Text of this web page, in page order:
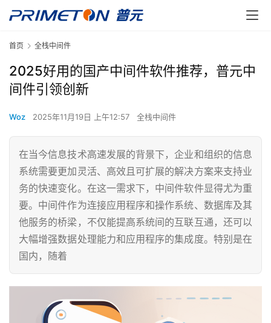
首页 全栈中间件
2025好用的国产中间件软件推荐，普元中
间件引领创新
Woz 2025年11月19日 上午12:57 全栈中间件
在当今信息技术高速发展的背景下，企业和组织的信息
系统需要更加灵活、高效且可扩展的解决方案来支持业
务的快速变化。在这一需求下，中间件软件显得尤为重
要。中间件作为连接应用程序和操作系统、数据库及其
他服务的桥梁，不仅能提高系统间的互联互通，还可以
大幅增强数据处理能力和应用程序的集成度。特别是在
国内，随着